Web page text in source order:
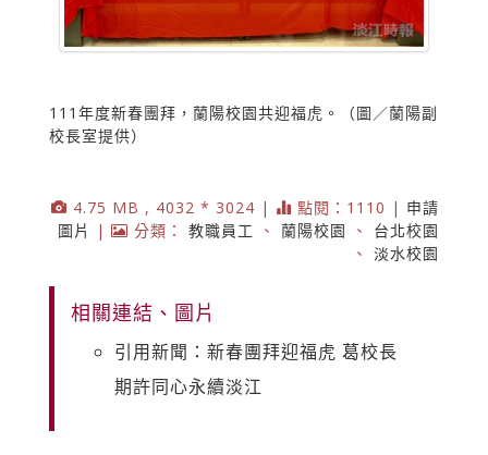
111年度新春團拜，蘭陽校園共迎福虎。（圖／蘭陽副
校長室提供）
4.75 MB , 4032 * 3024 | 點閱：1110 | 申請
圖片
| 分類： 教職員工 、 蘭陽校園 、 台北校園
、 淡水校園
相關連結、圖片
引用新聞：新春團拜迎福虎 葛校長
期許同心永續淡江